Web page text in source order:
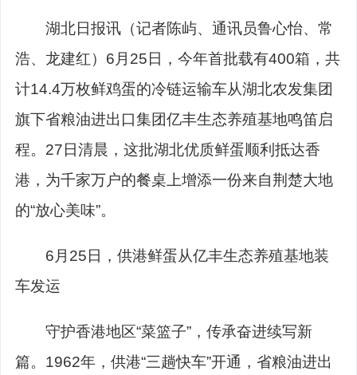
湖北日报讯（记者陈屿、通讯员鲁心怡、常
浩、龙建红）6月25日，今年首批载有400箱，共
计14.4万枚鲜鸡蛋的冷链运输车从湖北农发集团
旗下省粮油进出口集团亿丰生态养殖基地鸣笛启
程。27日清晨，这批湖北优质鲜蛋顺利抵达香
港，为千家万户的餐桌上增添一份来自荆楚大地
的“放心美味”。
6月25日，供港鲜蛋从亿丰生态养殖基地装
车发运
守护香港地区“菜篮子”，传承奋进续写新
篇。1962年，供港“三趟快车”开通，省粮油进出